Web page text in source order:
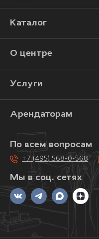
Каталог
О центре
Услуги
Арендаторам
Мы в соц. сетях
По всем вопросам
+7 (495) 568-0-568